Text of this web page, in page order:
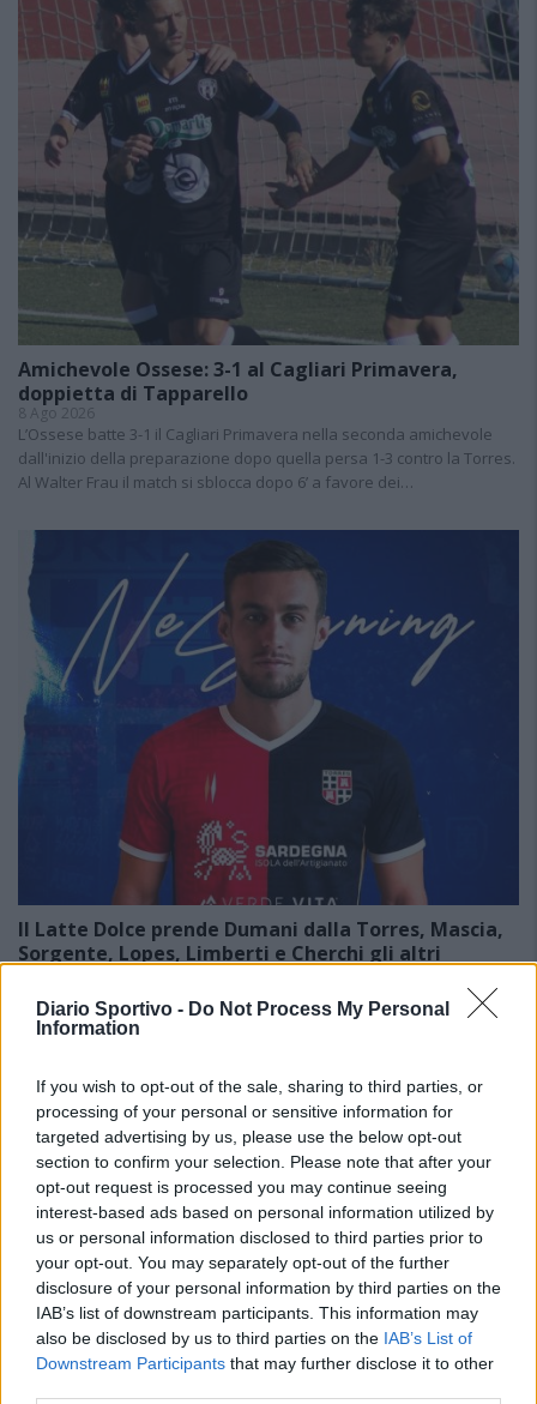
Diario Sportivo - Do Not Process My Personal
Information
If you wish to opt-out of the sale, sharing to third parties, or
processing of your personal or sensitive information for
targeted advertising by us, please use the below opt-out
section to confirm your selection. Please note that after your
opt-out request is processed you may continue seeing
interest-based ads based on personal information utilized by
us or personal information disclosed to third parties prior to
your opt-out. You may separately opt-out of the further
disclosure of your personal information by third parties on the
IAB’s list of downstream participants. This information may
also be disclosed by us to third parties on the IAB’s List of
Downstream Participants that may further disclose it to other
Amichevole Ossese: 3-1 al Cagliari Primavera,
doppietta di Tapparello
8 Ago 2026
L’Ossese batte 3-1 il Cagliari Primavera nella seconda amichevole
dall'inizio della preparazione dopo quella persa 1-3 contro la Torres.
Al Walter Frau il match si sblocca dopo 6’ a favore dei…
Il Latte Dolce prende Dumani dalla Torres, Mascia,
Sorgente, Lopes, Limberti e Cherchi gli altri
8 Ago 2026
Finisce 0-2 in favore della Torres l'amichevole disputata dal Latte
Dolce al Comunale di Latte Dolce. Un buon test per la squadra di
Il Monastir riparte dai pilastri Masia, Pinna e
Aloia, il primo acquisto è Loru
7 Ago 2026
Gran colpo dell'Ossese, per la difesa c'è l'ex
Torres Riccardo Idda
7 Ago 2026
Il Monastir 1983 si trasforma da Associazione
Sportiva in Srl